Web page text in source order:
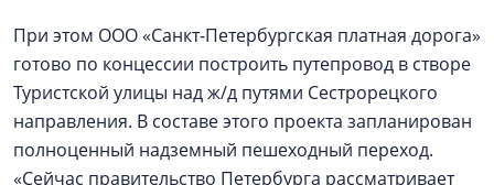
При этом ООО «Санкт-Петербургская платная дорога»
готово по концессии построить путепровод в створе
Туристской улицы над ж/д путями Сестрорецкого
направления. В составе этого проекта запланирован
полноценный надземный пешеходный переход.
«Сейчас правительство Петербурга рассматривает